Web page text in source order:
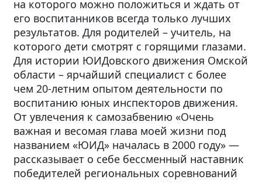
на которого можно положиться и ждать от
его воспитанников всегда только лучших
результатов. Для родителей – учитель, на
которого дети смотрят с горящими глазами.
Для истории ЮИДовского движения Омской
области – ярчайший специалист с более
чем 20-летним опытом деятельности по
воспитанию юных инспекторов движения.
От увлечения к самозабвению «Очень
важная и весомая глава моей жизни под
названием «ЮИД» началась в 2000 году» —
рассказывает о себе бессменный наставник
победителей региональных соревнований